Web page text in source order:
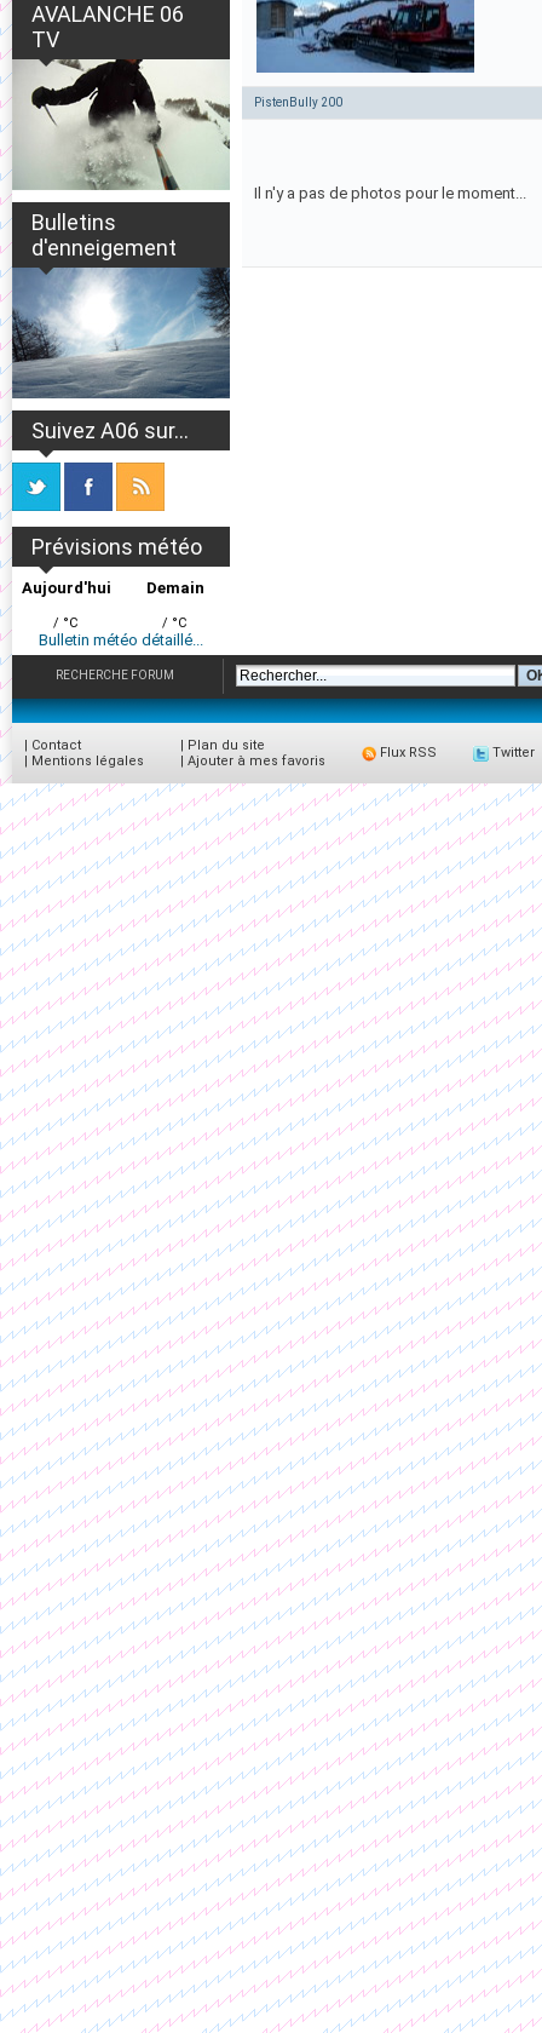
AVALANCHE 06
TV
Bulletins
d'enneigement
Suivez A06 sur...
Prévisions météo
Aujourd'hui
/ °C
Demain
/ °C
Bulletin météo détaillé...
PistenBully 200
Il n'y a pas de photos pour le moment...
RECHERCHE FORUM
| Contact
| Mentions légales
| Plan du site
| Ajouter à mes favoris
Flux RSS Twitter